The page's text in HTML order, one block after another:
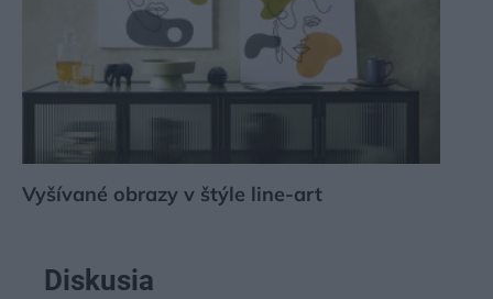
Vyšívané obrazy v štýle line-art
Diskusia